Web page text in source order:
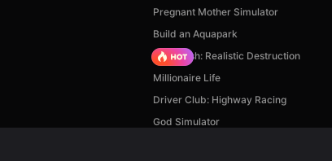
Pregnant Mother Simulator
Build an Aquapark
Car Crush: Realistic Destruction
Millionaire Life
Driver Club: Highway Racing
God Simulator